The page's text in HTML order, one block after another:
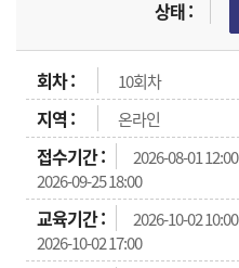
10회차
온라인
2026-08-01 12:00
2026-09-25 18:00
2026-10-02 10:00
2026-10-02 17:00